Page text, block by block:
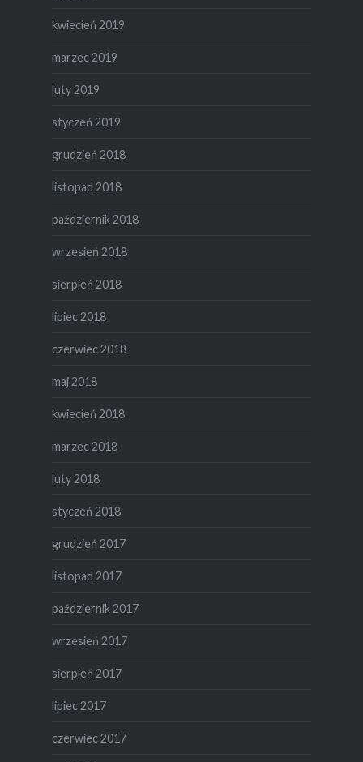
kwiecień 2019
marzec 2019
luty 2019
styczeń 2019
grudzień 2018
listopad 2018
październik 2018
wrzesień 2018
sierpień 2018
lipiec 2018
czerwiec 2018
maj 2018
kwiecień 2018
marzec 2018
luty 2018
styczeń 2018
grudzień 2017
listopad 2017
październik 2017
wrzesień 2017
sierpień 2017
lipiec 2017
czerwiec 2017